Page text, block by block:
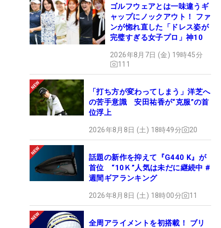
ゴルフウェアとは一味違うギ
ャップにノックアウト！ ファ
ンが惚れ直した「ドレス姿が
完璧すぎる女子プロ」神10
2026年8月7日 (金) 19時45分
111
「打ち方が変わってしまう」洋芝へ
の苦手意識 安田祐香が“克服”の首
位浮上
2026年8月8日 (土) 18時49分 20
話題の新作を抑えて『G440 K』が
首位 “10Ｋ”人気は未だに継続中 #
週間ギアランキング
2026年8月8日 (土) 18時00分 11
全周アライメントを初搭載！ ブリ